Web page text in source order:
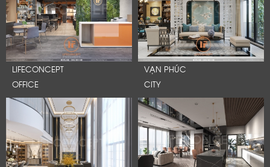
LIFECONCEPT
OFFICE
VẠN PHÚC
CITY